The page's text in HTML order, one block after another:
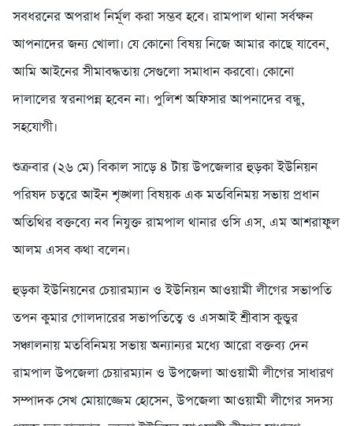
সবধরনের অপরাধ নির্মূল করা সম্ভব হবে। রামপাল থানা সর্বক্ষন
আপনাদের জন্য খোলা। যে কোনো বিষয় নিজে আমার কাছে যাবেন,
আমি আইনের সীমাবদ্ধতায় সেগুলো সমাধান করবো। কোনো
দালালের স্বরনাপন্ন হবেন না। পুলিশ অফিসার আপনাদের বন্ধু,
সহযোগী।
শুক্রবার (২৬ মে) বিকাল সাড়ে ৪ টায় উপজেলার হুড়কা ইউনিয়ন
পরিষদ চত্বরে আইন শৃঙ্খলা বিষয়ক এক মতবিনিময় সভায় প্রধান
অতিথির বক্তব্যে নব নিযুক্ত রামপাল থানার ওসি এস, এম আশরাফুল
আলম এসব কথা বলেন।
হুড়কা ইউনিয়নের চেয়ারম্যান ও ইউনিয়ন আওয়ামী লীগের সভাপতি
তপন কুমার গোলদারের সভাপতিত্বে ও এসআই শ্রীবাস কুন্ডুর
সঞ্চালনায় মতবিনিময় সভায় অন্যান্যর মধ্যে আরো বক্তব্য দেন
রামপাল উপজেলা চেয়ারম্যান ও উপজেলা আওয়ামী লীগের সাধারণ
সম্পাদক সেখ মোয়াজ্জেম হোসেন, উপজেলা আওয়ামী লীগের সদস্য